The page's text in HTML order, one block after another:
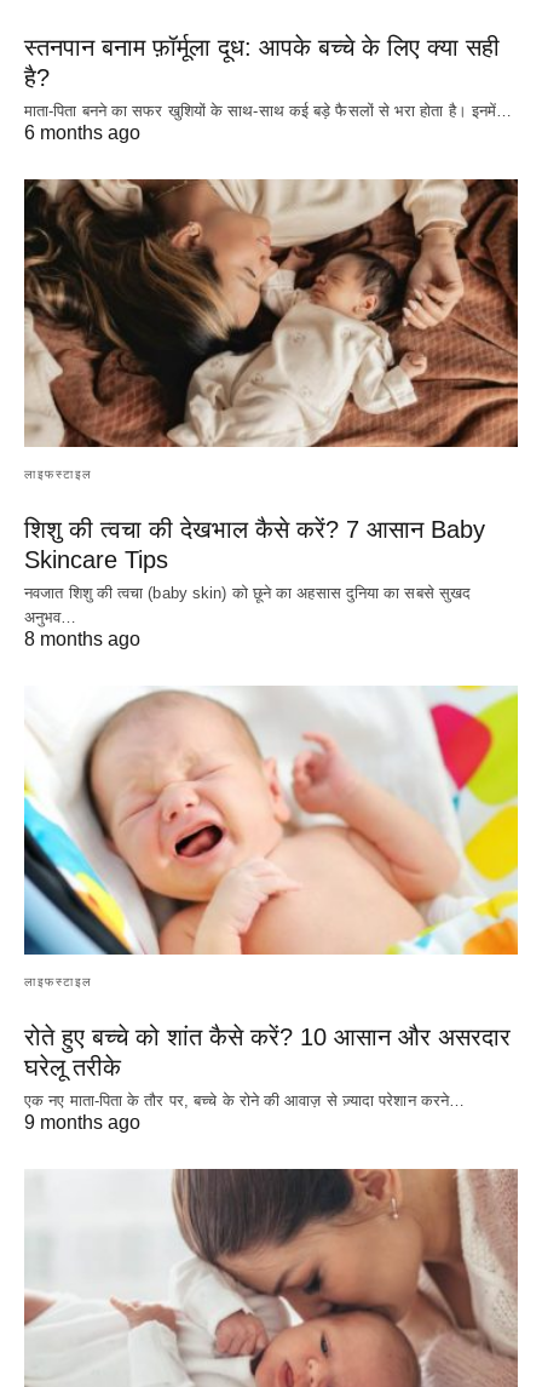
स्तनपान बनाम फ़ॉर्मूला दूध: आपके बच्चे के लिए क्या सही
है?
माता-पिता बनने का सफर खुशियों के साथ-साथ कई बड़े फैसलों से भरा होता है। इनमें…
6 months ago
लाइफस्टाइल
शिशु की त्वचा की देखभाल कैसे करें? 7 आसान Baby
Skincare Tips
नवजात शिशु की त्वचा (baby skin) को छूने का अहसास दुनिया का सबसे सुखद
अनुभव…
8 months ago
लाइफस्टाइल
रोते हुए बच्चे को शांत कैसे करें? 10 आसान और असरदार
घरेलू तरीके
एक नए माता-पिता के तौर पर, बच्चे के रोने की आवाज़ से ज़्यादा परेशान करने…
9 months ago